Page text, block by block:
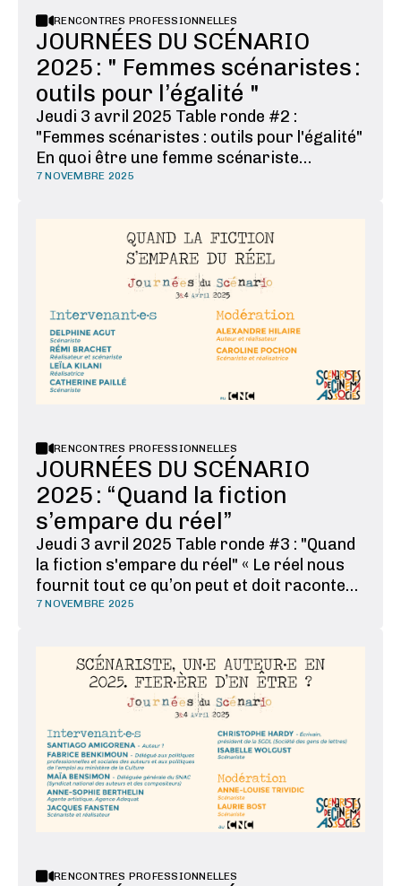
RENCONTRES PROFESSIONNELLES
JOURNÉES DU SCÉNARIO
2025 : " Femmes scénaristes :
outils pour l’égalité "
Jeudi 3 avril 2025 Table ronde #2 :
"Femmes scénaristes : outils pour l'égalité"
En quoi être une femme scénariste
comporte-t-il des spécifités ? Débuts de
sexistes et sexuelles), grossesse… Des
femmes scénaristes de …
7 NOVEMBRE 2025
RENCONTRES PROFESSIONNELLES
JOURNÉES DU SCÉNARIO
2025 : “Quand la fiction
s’empare du réel”
Jeudi 3 avril 2025 Table ronde #3 : "Quand
la fiction s'empare du réel" « Le réel nous
fournit tout ce qu’on peut et doit raconter »
déclarait récemment Boris Lojkine, auteur-
s’inspirent du réel : comment les auteur·e·s
7 NOVEMBRE 2025
RENCONTRES PROFESSIONNELLES